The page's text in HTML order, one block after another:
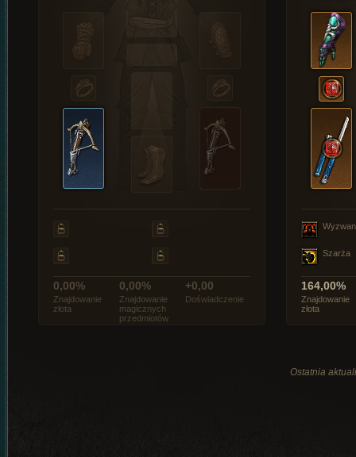
0,00%
Znajdowanie
złota
0,00%
Znajdowanie
magicznych
przedmiotów
+0,00
Doświadczenie
Szarża
164,00%
Znajdowanie
złota
Ostatnia